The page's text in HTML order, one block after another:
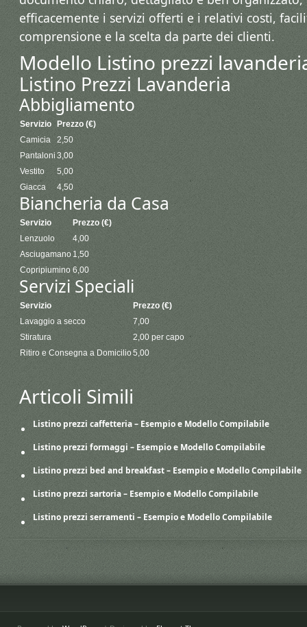
efficacemente i servizi offerti e i relativi costi,
comprensione e la scelta da parte dei clienti.
Modello Listino prezzi
Listino Prezzi Lavanderia
Abbigliamento
Servizio
Prezzo (€)
Camicia
2,50
Pantaloni 3,00
Vestito
5,00
Giacca
4,50
Biancheria da Casa
Servizio
Prezzo (€)
Lenzuolo
4,00
Asciugamano 1,50
Copripiumino 6,00
Servizi Speciali
Servizio
Prezzo (€)
Lavaggio a secco
7,00
Stiratura
2,00 per capo
Ritiro e Consegna a Domicilio5,00
Articoli Simili
Listino prezzi caffetteria – Esempio e Modello Compilabile
Listino prezzi formaggi – Esempio e Modello Compilabile
Listino prezzi bed and breakfast – Esempio e Modello Compilabile
Listino prezzi sartoria – Esempio e Modello Compilabile
Listino prezzi serramenti – Esempio e Modello Compilabile